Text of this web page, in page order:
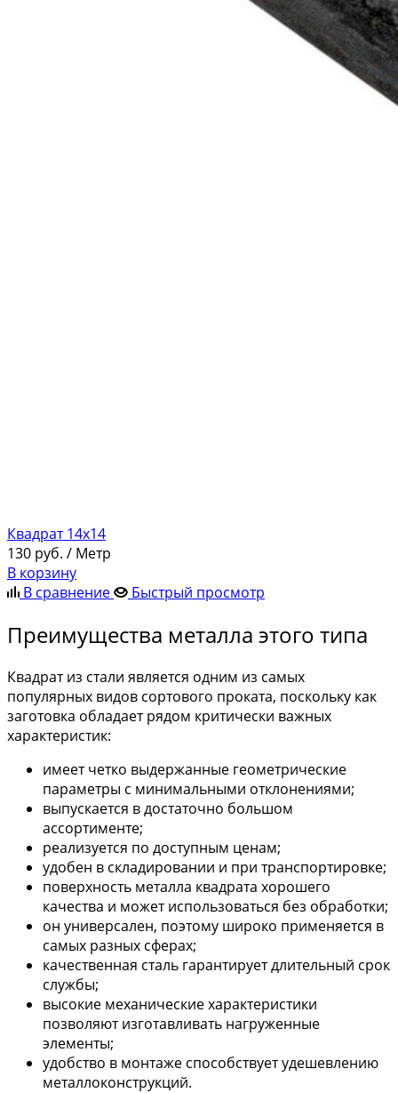
Квадрат 14х14
130 руб. / Метр
В корзину
В сравнение
Быстрый просмотр
Преимущества металла этого типа
Квадрат из стали является одним из самых
популярных видов сортового проката, поскольку как
заготовка обладает рядом критически важных
характеристик:
имеет четко выдержанные геометрические
параметры с минимальными отклонениями;
выпускается в достаточно большом
ассортименте;
реализуется по доступным ценам;
удобен в складировании и при транспортировке;
поверхность металла квадрата хорошего
качества и может использоваться без обработки;
он универсален, поэтому широко применяется в
самых разных сферах;
качественная сталь гарантирует длительный срок
службы;
высокие механические характеристики
позволяют изготавливать нагруженные
элементы;
удобство в монтаже способствует удешевлению
металлоконструкций.